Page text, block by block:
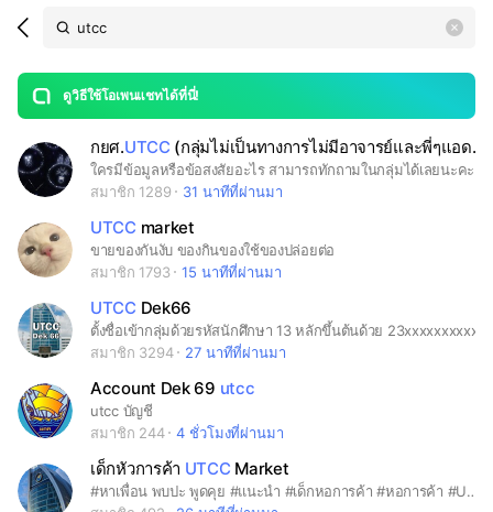
Search
OpenChats
messages
search
area
ดูวิธีใช้โอเพนแชทได้ที่นี่!
open
กยศ.UTCC (กลุ่มไม่เป็นทางการไม่มีอาจารย์และพี่ๆแอดมินเพจ)
สมาชิก 1289
31 นาทีที่ผ่านมา
UTCC market
ขายของกันงับ ของกินของใช้ของปล่อยต่อ
สมาชิก 1793
15 นาทีที่ผ่านมา
UTCC Dek66
ตั้งชื่อเข้ากลุ่มด้วยรหัสนักศึกษา 13 หลักขึ้นต้นด้วย 23xxxxxxxxxxx
สมาชิก 3294
27 นาทีที่ผ่านมา
Account Dek 69 utcc
utcc บัญชี
สมาชิก 244
4 ชั่วโมงที่ผ่านมา
เด็กหัวการค้า UTCC Market
#หาเพื่อน พบปะ พูดคุย #แนะนำ #เด็กหอการค้า #หอการค้า #UTCC #ตลาดนัดออนไลน์